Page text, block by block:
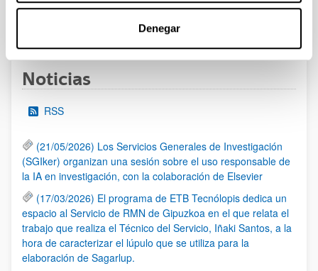
Denegar
Páginas intermedias Use TAB para desplazarse.
PáginaPágina
13 14
Noticias
RSS
(21/05/2026) Los Servicios Generales de Investigación
(SGIker) organizan una sesión sobre el uso responsable de
la IA en investigación, con la colaboración de Elsevier
(17/03/2026) El programa de ETB Tecnólopis dedica un
espacio al Servicio de RMN de Gipuzkoa en el que relata el
trabajo que realiza el Técnico del Servicio, Iñaki Santos, a la
hora de caracterizar el lúpulo que se utiliza para la
elaboración de Sagarlup.